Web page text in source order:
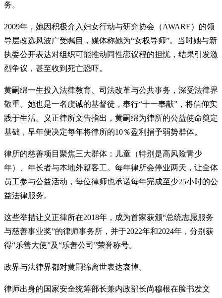
务。
2009年，她因积极介入妇女行动与研究协会（AWARE）的领
导层改选风波广受瞩目，媒体称她为“女权导师”。当时她与新
执委公开表达对组织可能推动同性恋议程的担忧，结果引发激
烈争议，甚至收到死亡恐吓。
黄嗣绵一生投入法律教育、司法改革与公共事务，深受法律界
敬重。她也是一名虔诚的基督徒，奉行“十一奉献”，将信仰实
践于生活。义正律所文告指出，黄嗣绵为律所的公益使命奠定
基础，早年便决定每年将律所的10％盈利捐予弱势群体。
律所的慈善项目聚焦三大群体：儿童（特别是高风险青少
年）、年长者与本地外籍客工。每年律所会停业两天，让全体
员工参与公益活动，每位律师也承诺每年完成至少25小时的公
益法律服务。
这些举措让义正律所在2018年，成为首家获颁“总统志愿服务
与慈善事业奖”的律师事务所，并于2022年和2024年，分别获
得“乐善大使”及“乐善公司”荣誉称号。
政界与法律界都对黄嗣绵离世表达哀悼。
律师出身的国家安全统筹部长兼内政部长尚穆根在脸书发文